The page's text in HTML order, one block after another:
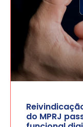
do MPRJ